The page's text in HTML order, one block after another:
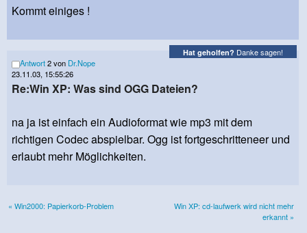
Kommt einiges !
Hat geholfen? Danke sagen!
Antwort2 von Dr.Nope
23.11.03, 15:55:26
Re:Win XP: Was sind OGG Dateien?
na ja ist einfach ein Audioformat wie mp3 mit dem
richtigen Codec abspielbar. Ogg ist fortgeschritteneer und
erlaubt mehr Möglichkeiten.
« Win2000: Papierkorb-Problem
Win XP: cd-laufwerk wird nicht mehr
erkannt »